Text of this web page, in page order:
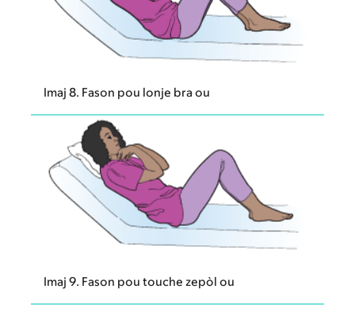
Imaj 8. Fason pou lonje bra ou
Imaj 9. Fason pou touche zepòl ou